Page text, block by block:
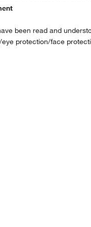
been read and
protection/face